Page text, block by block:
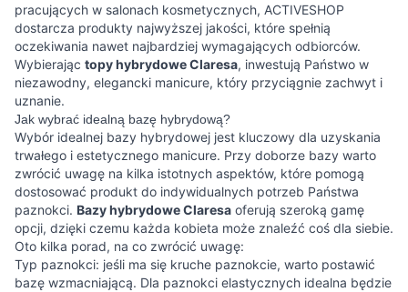
pracujących w salonach kosmetycznych, ACTIVESHOP
dostarcza produkty najwyższej jakości, które spełnią
oczekiwania nawet najbardziej wymagających odbiorców.
Wybierając topy hybrydowe Claresa, inwestują Państwo w
niezawodny, elegancki manicure, który przyciągnie zachwyt i
uznanie.
Jak wybrać idealną bazę hybrydową?
Wybór idealnej bazy hybrydowej jest kluczowy dla uzyskania
trwałego i estetycznego manicure. Przy doborze bazy warto
zwrócić uwagę na kilka istotnych aspektów, które pomogą
dostosować produkt do indywidualnych potrzeb Państwa
paznokci. Bazy hybrydowe Claresa oferują szeroką gamę
opcji, dzięki czemu każda kobieta może znaleźć coś dla siebie.
Oto kilka porad, na co zwrócić uwagę:
Typ paznokci: jeśli ma się kruche paznokcie, warto postawić
bazę wzmacniającą. Dla paznokci elastycznych idealna będzie